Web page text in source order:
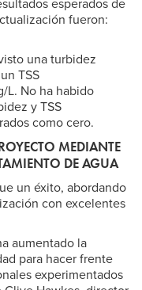
esperados de
fueron:
una turbidez
TSS
L. No ha habido
y TSS
como cero.
MEDIANTE
DE AGUA
un éxito, abordando
con excelentes
aumentado la
para hacer frente
experimentados